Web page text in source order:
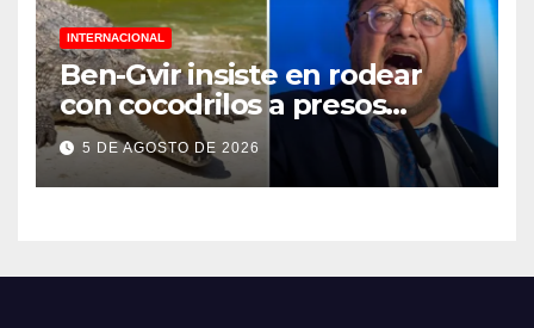
INTERNACIONAL
Ben-Gvir insiste en rodear
con cocodrilos a presos
palestinos
5 DE AGOSTO DE 2026